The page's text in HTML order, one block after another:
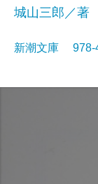
城山三郎／著
新潮文庫